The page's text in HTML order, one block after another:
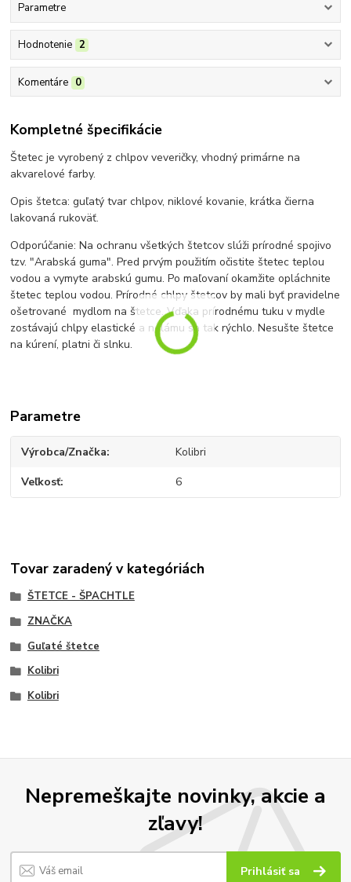
Parametre
Hodnotenie 2
Komentáre 0
Kompletné špecifikácie
Štetec je vyrobený z chlpov veveričky, vhodný primárne na
akvarelové farby.
Opis štetca: guľatý tvar chlpov, niklové kovanie, krátka čierna
lakovaná rukoväť.
Odporúčanie: Na ochranu všetkých štetcov slúži prírodné spojivo
tzv. "Arabská guma". Pred prvým použitím očistite štetec teplou
vodou a vymyte arabskú gumu. Po maľovaní okamžite opláchnite
štetec teplou vodou. Prírodné chlpy štetcov by mali byť pravidelne
ošetrované mydlom na štetce. Vďaka prírodnému tuku v mydle
zostávajú chlpy elastické a nelámu sa tak rýchlo. Nesušte štetce
na kúrení, platni či slnku.
Parametre
Výrobca/Značka Kolibri
Veľkosť 6
Tovar zaradený v kategóriách
ŠTETCE - ŠPACHTLE
ZNAČKA
Guľaté štetce
Kolibri
Kolibri
Nepremeškajte novinky, akcie a
zľavy!
Prihlásiť sa